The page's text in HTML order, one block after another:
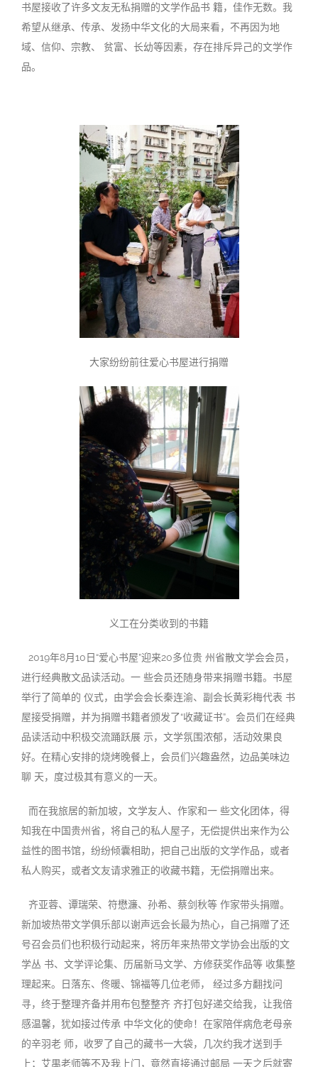
书屋接收了许多文友无私捐赠的文学作品书 籍，佳作无数。我
希望从继承、传承、发扬中华文化的大局来看，不再因为地
域、信仰、宗教、 贫富、长幼等因素，存在排斥异己的文学作
品。
大家纷纷前往爱心书屋进行捐赠
义工在分类收到的书籍
2019年8月10日“爱心书屋”迎来20多位贵 州省散文学会会员，
进行经典散文品读活动。一 些会员还随身带来捐赠书籍。书屋
举行了简单的 仪式，由学会会长秦连渝、副会长黄彩梅代表 书
屋接受捐赠，并为捐赠书籍者颁发了“收藏证书”。会员们在经典
品读活动中积极交流踊跃展 示，文学氛围浓郁，活动效果良
好。在精心安排的烧烤晚餐上，会员们兴趣盎然，边品美味边
聊 天，度过极其有意义的一天。
而在我旅居的新加坡，文学友人、作家和一 些文化团体，得
知我在中国贵州省，将自己的私人屋子，无偿提供出来作为公
益性的图书馆，纷纷倾囊相助，把自己出版的文学作品，或者
私人购买，或者文友请求雅正的收藏书籍，无偿捐赠出来。
齐亚蓉、谭瑞荣、符懋濂、孙希、蔡剑秋等 作家带头捐赠。
新加坡热带文学俱乐部以谢声远会长最为热心，自己捐赠了还
号召会员们也积极行动起来，将历年来热带文学协会出版的文
学丛 书、文学评论集、历届新马文学、方修获奖作品等 收集整
理起来。日落东、佟暖、锦福等几位老师， 经过多方翻找问
寻，终于整理齐备并用布包整整齐 齐打包好递交给我，让我倍
感温馨，犹如接过传承 中华文化的使命！在家陪伴病危老母亲
的辛羽老 师，收罗了自己的藏书一大袋，几次约我才送到手
上；艾禺老师等不及我上门，竟然直接通过邮局 一天之后就寄